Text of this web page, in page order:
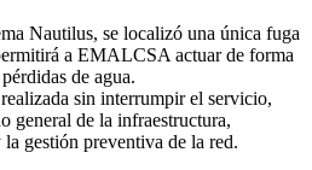
Nautilus, se localizó una única fuga
a EMALCSA actuar de forma
de agua.
sin interrumpir el servicio,
general de la infraestructura,
gestión preventiva de la red.